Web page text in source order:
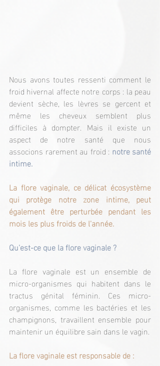
Nous avons toutes ressenti comment le
froid hivernal affecte notre corps : la peau
devient sèche, les lèvres se gercent et
même les cheveux semblent plus
difficiles à dompter. Mais il existe un
aspect de notre santé que nous
associons rarement au froid : notre santé
intime.
La flore vaginale, ce délicat écosystème
qui protège notre zone intime, peut
également être perturbée pendant les
mois les plus froids de l'année.
Qu'est-ce que la flore vaginale ?
La flore vaginale est un ensemble de
micro-organismes qui habitent dans le
tractus génital féminin. Ces micro-
organismes, comme les bactéries et les
champignons, travaillent ensemble pour
maintenir un équilibre sain dans le vagin.
La flore vaginale est responsable de :